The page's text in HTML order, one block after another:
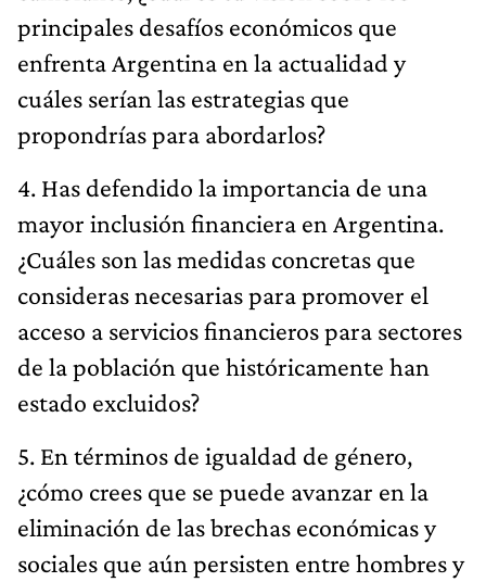
principales desafíos económicos que
enfrenta Argentina en la actualidad y
cuáles serían las estrategias que
propondrías para abordarlos?
4. Has defendido la importancia de una
mayor inclusión financiera en Argentina.
¿Cuáles son las medidas concretas que
consideras necesarias para promover el
acceso a servicios financieros para sectores
de la población que históricamente han
estado excluidos?
5. En términos de igualdad de género,
¿cómo crees que se puede avanzar en la
eliminación de las brechas económicas y
sociales que aún persisten entre hombres y